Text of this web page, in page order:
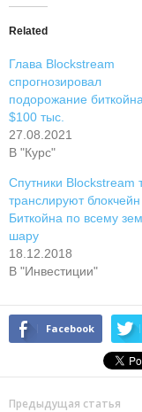
Related
Глава Blockstream
спрогнозировал
подорожание
$100 тыс.
27.08.2021
В "Курс"
Спутники Blockstream
транслируют блокчейн
Биткойна по всему
шару
18.12.2018
В "Инвестиции"
Facebook
Предыдущая статья